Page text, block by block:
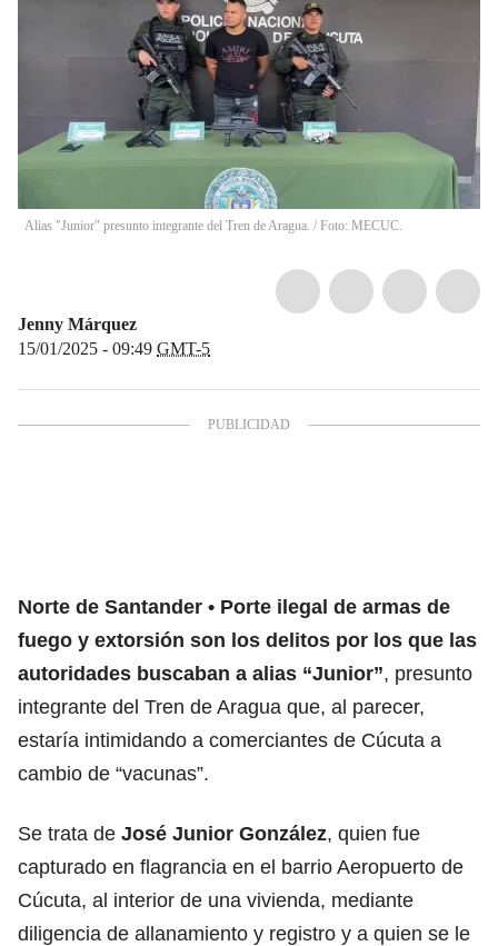
Alias "Junior" presunto integrante del Tren de Aragua. / Foto: MECUC.
Jenny Márquez
15/01/2025 - 09:49 GMT-5
Norte de Santander
Porte ilegal de armas de
fuego y extorsión son los delitos por los que las
autoridades buscaban a alias “Junior”, presunto
integrante del Tren de Aragua que, al parecer,
estaría intimidando a comerciantes de Cúcuta a
cambio de “vacunas”.
Se trata de José Junior González, quien fue
capturado en flagrancia en el barrio Aeropuerto de
Cúcuta, al interior de una vivienda, mediante
diligencia de allanamiento y registro y a quien se le